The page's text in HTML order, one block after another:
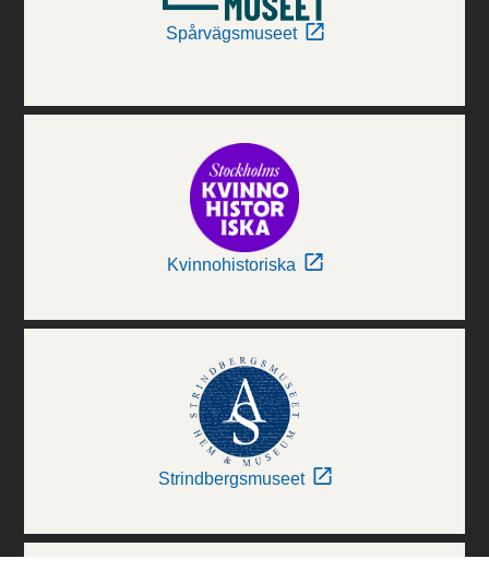
Spårvägsmuseet
Kvinnohistoriska
Strindbergsmuseet